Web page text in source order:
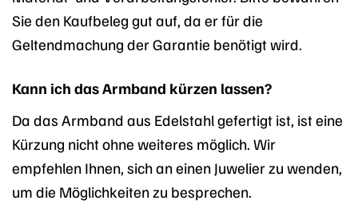
Sie den Kaufbeleg gut auf, da er für die
Geltendmachung der Garantie benötigt wird.
Kann ich das Armband kürzen lassen?
Da das Armband aus Edelstahl gefertigt ist, ist eine
Kürzung nicht ohne weiteres möglich. Wir
empfehlen Ihnen, sich an einen Juwelier zu wenden,
um die Möglichkeiten zu besprechen.